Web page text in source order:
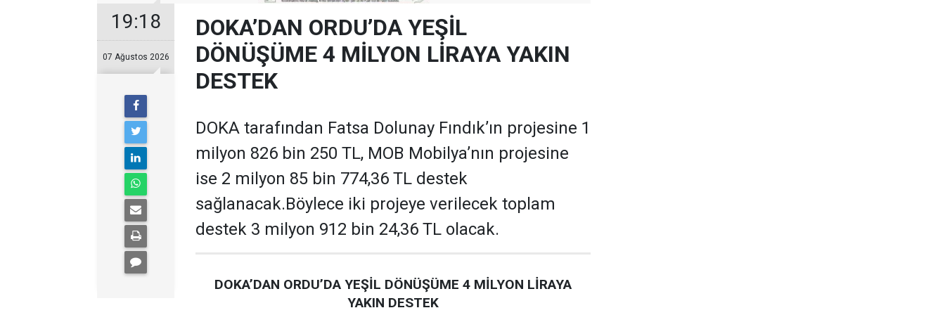
19:18
07 Ağustos 2026
DOKA’DAN ORDU’DA YEŞİL
DÖNÜŞÜME 4 MİLYON LİRAYA YAKIN
DESTEK
DOKA tarafından Fatsa Dolunay Fındık’ın projesine 1
milyon 826 bin 250 TL, MOB Mobilya’nın projesine
ise 2 milyon 85 bin 774,36 TL destek
sağlanacak.Böylece iki projeye verilecek toplam
destek 3 milyon 912 bin 24,36 TL olacak.
DOKA’DAN ORDU’DA YEŞİL DÖNÜŞÜME 4 MİLYON LİRAYA
YAKIN DESTEK